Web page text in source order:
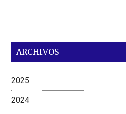
ARCHIVOS
2025
2024